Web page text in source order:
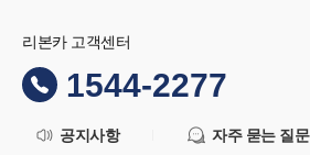
리본카 고객센터
1544-2277
공지사항 자주 묻는 질문